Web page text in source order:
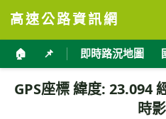
高速公路資訊網
🏠 📌 即時路況地圖
GPS座標 緯度: 23.094
時